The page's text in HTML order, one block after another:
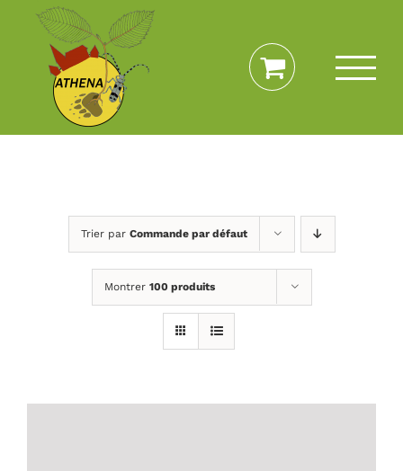
Passer
contenu
Trier par Commande par défaut
Montrer 100 produits